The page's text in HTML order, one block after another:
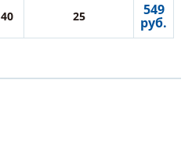
40 25 549
руб.